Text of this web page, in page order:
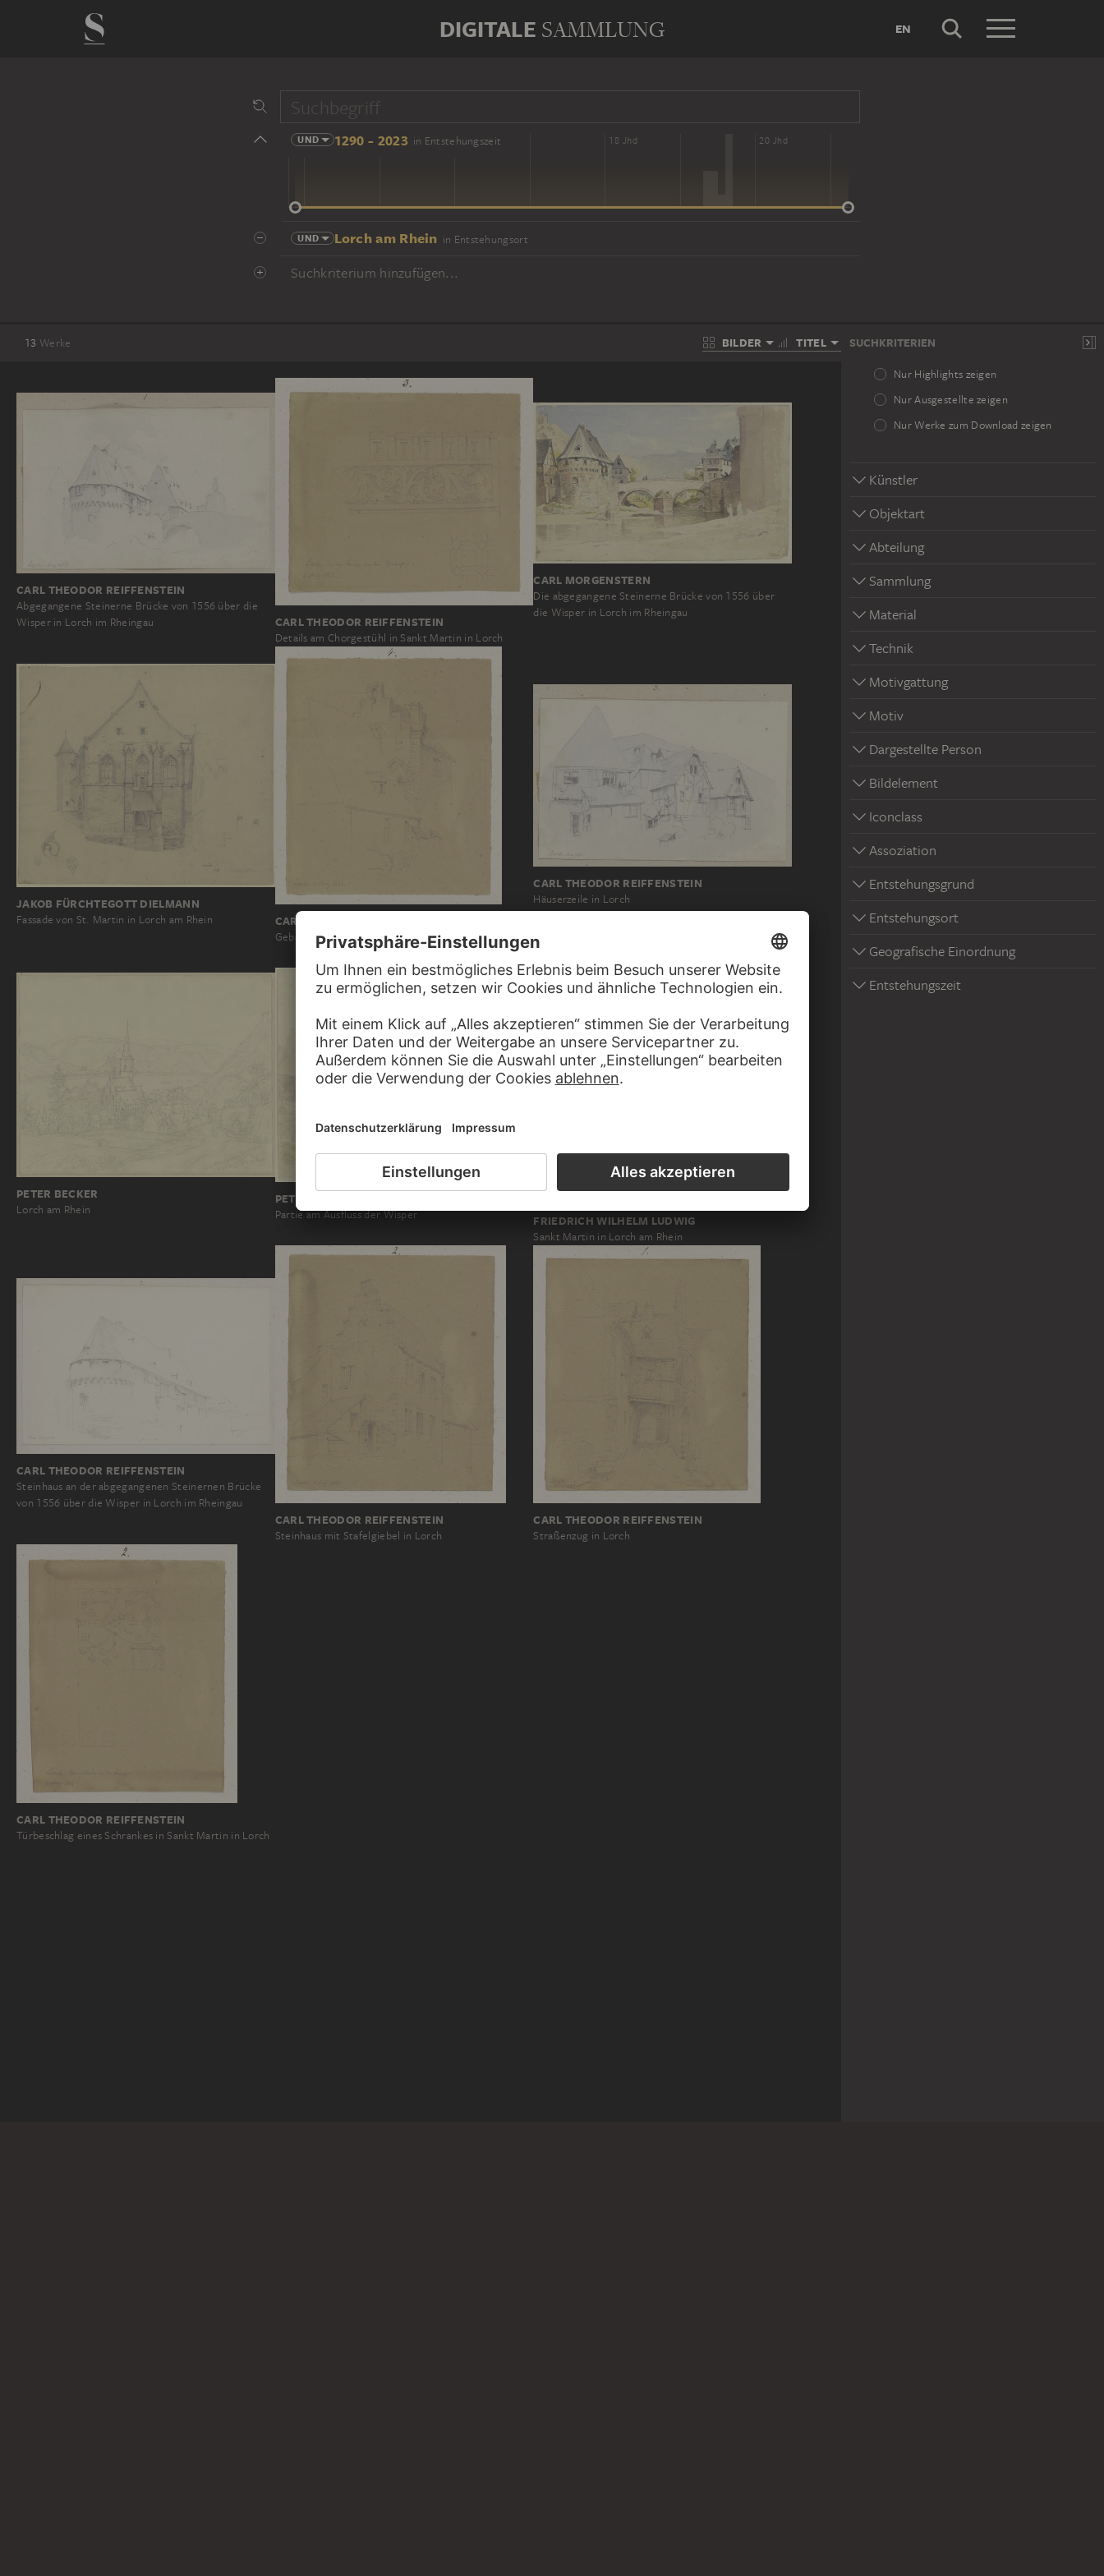
DIGITALE SAMMLUNG EN
UND 1290 - 2023 in Entstehungszeit
14 Jhd 16 Jhd 18 Jhd 20 Jhd
UND Lorch am Rhein in Entstehungsort
Suchkriterium hinzufügen...
13 Werke BILDER TITEL SUCHKRITERIEN
Nur Highlights zeigen
Nur Ausgestellte zeigen
Nur Werke zum Download zeigen
Künstler
Objektart
Abteilung
Sammlung
Material
Technik
Motivgattung
Motiv
Dargestellte Person
Bildelement
Iconclass
Assoziation
Entstehungsgrund
Entstehungsort
Geografische Einordnung
Entstehungszeit
CARL THEODOR REIFFENSTEIN
Abgegangene Steinerne Brücke von 1556 über die
Wisper in Lorch im Rheingau
CARL THEODOR REIFFENSTEIN
Details am Chorgestühl in Sankt Martin in Lorch
CARL MORGENSTERN
Die abgegangene Steinerne Brücke von 1556 über
die Wisper in Lorch im Rheingau
JAKOB FÜRCHTEGOTT DIELMANN
Fassade von St. Martin in Lorch am Rhein CARL THEODOR REIFFENSTEIN
Gebäudeensemble in Lorch
CARL THEODOR REIFFENSTEIN
Häuserzeile in Lorch
PETER BECKER
Lorch am Rhein
PETER BECKER
Partie am Ausfluss der Wisper FRIEDRICH WILHELM LUDWIG
Sankt Martin in Lorch am Rhein
CARL THEODOR REIFFENSTEIN
Steinhaus an der abgegangenen Steinernen Brücke
von 1556 über die Wisper in Lorch im Rheingau
CARL THEODOR REIFFENSTEIN
Steinhaus mit Stafelgiebel in Lorch
CARL THEODOR REIFFENSTEIN
Straßenzug in Lorch
CARL THEODOR REIFFENSTEIN
Türbeschlag eines Schrankes in Sankt Martin in Lorch